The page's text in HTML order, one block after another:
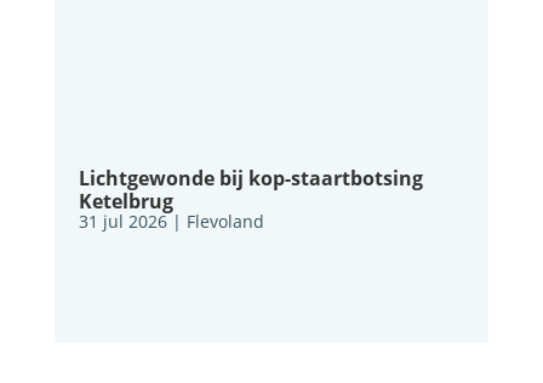
Lichtgewonde bij kop-staartbotsing
Ketelbrug
31 jul 2026| Flevoland